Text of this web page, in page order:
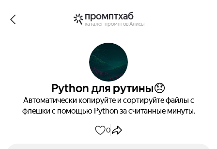
промптхаб
каталог промптов Алисы
Python для рутины😞
Автоматически копируйте и сортируйте файлы с
флешки с помощью Python за считанные минуты.
0